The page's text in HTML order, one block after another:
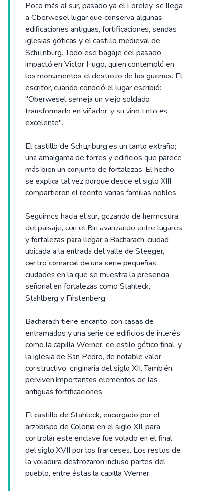
Poco más al sur, pasado ya el Loreley, se llega
a Oberwesel lugar que conserva algunas
edificaciones antiguas, fortificaciones, sendas
iglesias góticas y el castillo medieval de
Schцnburg. Todo ese bagaje del pasado
impactó en Victor Hugo, quien contempló en
los monumentos el destrozo de las guerras. El
escritor, cuando conoció el lugar escribió:
"Oberwesel semeja un viejo soldado
transformado en viñador, y su vino tinto es
excelente".
El castillo de Schцnburg es un tanto extraño;
una amalgama de torres y edificios que parece
más bien un conjunto de fortalezas. El hecho
se explica tal vez porque desde el siglo XIII
compartieron el recinto varias familias nobles.
Seguimos hacia el sur, gozando de hermosura
del paisaje, con el Rin avanzando entre lugares
y fortalezas para llegar a Bacharach, ciudad
ubicada a la entrada del valle de Steeger,
centro comarcal de una serie pequeñas
ciudades en la que se muestra la presencia
señorial en fortalezas como Stahleck,
Stahlberg y Fírstenberg.
Bacharach tiene encanto, con casas de
entramados y una serie de edificios de interés
como la capilla Werner, de estilo gótico final, y
la iglesia de San Pedro, de notable valor
constructivo, originaria del siglo XII. También
perviven importantes elementos de las
antiguas fortificaciones.
El castillo de Stahleck, encargado por el
arzobispo de Colonia en el siglo XII, para
controlar este enclave fue volado en el final
del siglo XVII por los franceses. Los restos de
la voladura destrozaron incluso partes del
pueblo, entre éstas la capilla Werner.